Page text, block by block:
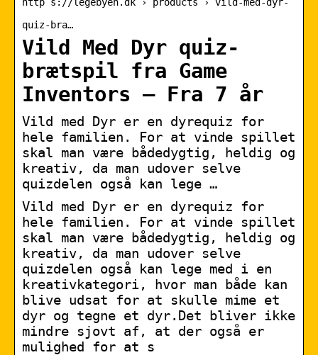
quiz-bra…
Vild Med Dyr quiz-
brætspil fra Game
Inventors – Fra 7 år
Vild med Dyr er en dyrequiz for
hele familien. For at vinde spillet
skal man være bådedygtig, heldig og
kreativ, da man udover selve
quizdelen også kan lege …
Vild med Dyr er en dyrequiz for
hele familien. For at vinde spillet
skal man være bådedygtig, heldig og
kreativ, da man udover selve
quizdelen også kan lege med i en
kreativkategori, hvor man både kan
blive udsat for at skulle mime et
dyr og tegne et dyr.Det bliver ikke
mindre sjovt af, at der også er
mulighed for at s